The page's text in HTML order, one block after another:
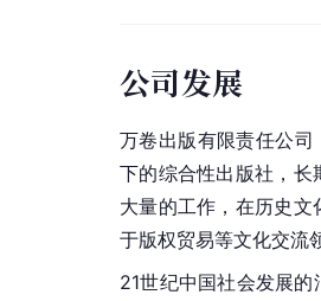
公司发展
万卷出版有限责任公司
下的综合性出版社，长
大量的工作，在历史
于版权贸易等文化交流
21世纪中国社会发展的